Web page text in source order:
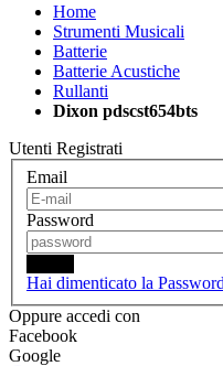
Home
Strumenti Musicali
Batterie
Batterie Acustiche
Rullanti
Dixon pdscst654bts
Utenti Registrati
Email
Password
Hai dimenticato la
Oppure accedi con
Facebook
Google